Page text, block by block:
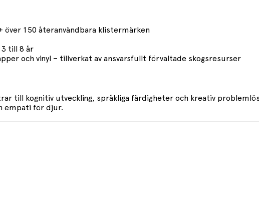
över 150 återanvändbara klistermärken
3 till 8 år
och vinyl – tillverkat av ansvarsfullt förvaltade skogsresurser
till kognitiv utveckling, språkliga färdigheter och kreativ
empati för djur.